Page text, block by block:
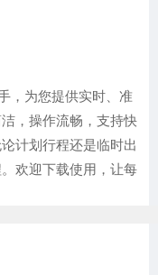
，为您提供实时、准
，操作流畅，支持快
计划行程还是临时出
欢迎下载使用，让每